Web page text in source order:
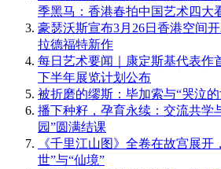
季黑马：香港春拍中国艺术四大
豪瑟沃斯宣布3月26日香港空间
拉德福特新作
每日艺术要闻｜康定斯基代表作
下半年展览计划公布
被折磨的缪斯：毕加索与“哭泣
播下种籽，孕育永续：交流共学
园”圆满结课
《千里江山图》全卷在故宫展开
世”与“仙境”